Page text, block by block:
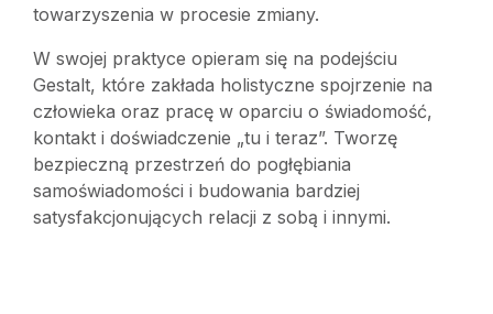
towarzyszenia w procesie zmiany.
W swojej praktyce opieram się na podejściu
Gestalt, które zakłada holistyczne spojrzenie na
człowieka oraz pracę w oparciu o świadomość,
kontakt i doświadczenie „tu i teraz”. Tworzę
bezpieczną przestrzeń do pogłębiania
samoświadomości i budowania bardziej
satysfakcjonujących relacji z sobą i innymi.